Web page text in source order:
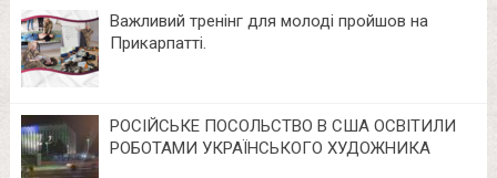
Важливий тренінг для молоді пройшов на
Прикарпатті.
РОСІЙСЬКЕ ПОСОЛЬСТВО В США ОСВІТИЛИ
РОБОТАМИ УКРАЇНСЬКОГО ХУДОЖНИКА